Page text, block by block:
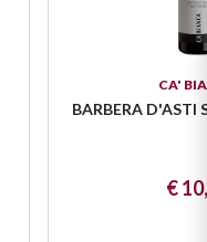
CA'
BARBERA D'ASTI
€